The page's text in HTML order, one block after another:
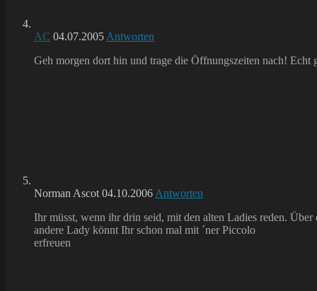
AC 04.07.2005 Antworten
Geh morgen dort hin und trage die Öffnungszeiten nach!
Norman Ascot 04.10.2006 Antworten
Ihr müsst, wenn ihr drin seid, mit den alten Ladies reden.
andere Lady könnt Ihr schon mal mit ´ner Piccolo
erfreuen